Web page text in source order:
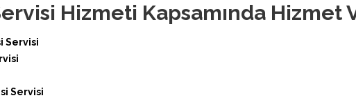
Hizmeti Kapsamında
Servisi
Servisi